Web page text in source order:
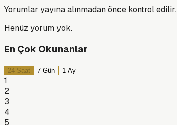
Yorumlar yayına alınmadan önce kontrol edilir.
Henüz yorum yok.
En Çok Okunanlar
24 Saat 7 Gün 1 Ay
1
2
3
4
5